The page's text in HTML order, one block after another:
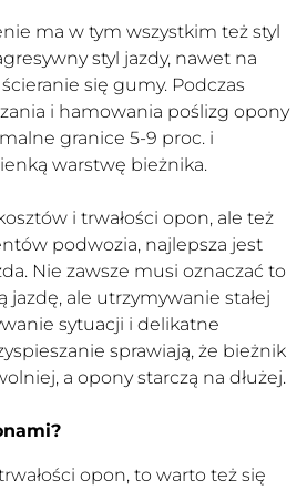
ma w tym wszystkim też styl
styl jazdy, nawet na
się gumy. Podczas
i hamowania poślizg opony
granice 5-9 proc. i
warstwę bieżnika.
i trwałości opon, ale też
podwozia, najlepsza jest
Nie zawsze musi oznaczać to
ale utrzymywanie stałej
sytuacji i delikatne
sprawiają, że bieżnik
a opony starczą na dłużej.
opon, to warto też się